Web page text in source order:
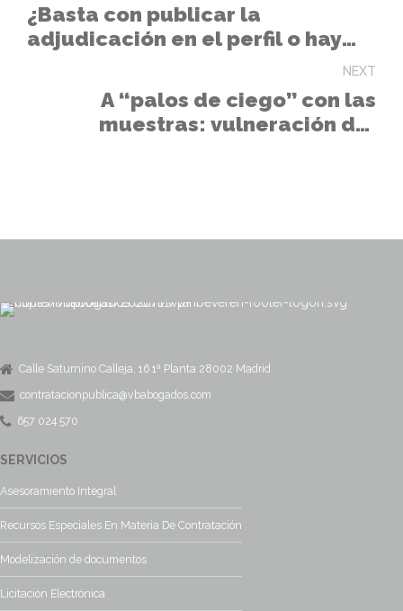
¿Basta con publicar la
adjudicación en el perfil o hay
que comunicar a cada licitador
por separado?
NEXT
A “palos de ciego” con las
muestras: vulneración del
Calle Saturnino Calleja, 16 1ª Planta 28002 Madrid
contratacionpublica@vbabogados.com
657 024 570
SERVICIOS
Asesoramiento Integral
Recursos Especiales En Materia De Contratación
Modelización de documentos
Licitación Electrónica